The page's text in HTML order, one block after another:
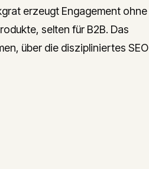
erzeugt Engagement ohne
selten für B2B. Das
über die diszipliniertes SEO